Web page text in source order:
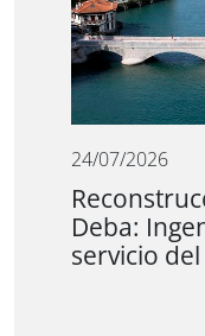
24/07/2026
Deba:
servicio